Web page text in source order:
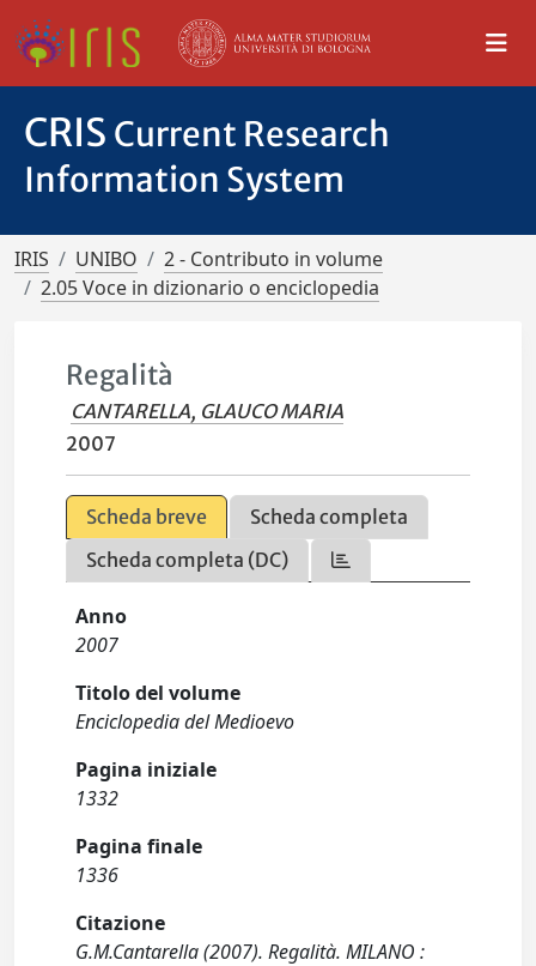
CRIS Current Research
Information System
IRIS UNIBO
2 - Contributo in volume
2.05 Voce in dizionario o enciclopedia
Regalità
CANTARELLA, GLAUCO MARIA
2007
Scheda breve
Scheda completa
Scheda completa (DC)
Anno
2007
Titolo del volume
Enciclopedia del Medioevo
Pagina iniziale
1332
Pagina finale
1336
Citazione
G.M.Cantarella (2007). Regalità. MILANO :